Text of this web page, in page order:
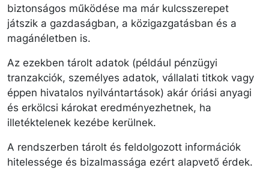
biztonságos működése ma már kulcsszerepet
játszik a gazdaságban, a közigazgatásban és a
magánéletben is.
Az ezekben tárolt adatok (például pénzügyi
tranzakciók, személyes adatok, vállalati titkok vagy
éppen hivatalos nyilvántartások) akár óriási anyagi
és erkölcsi károkat eredményezhetnek, ha
illetéktelenek kezébe kerülnek.
A rendszerben tárolt és feldolgozott információk
hitelessége és bizalmassága ezért alapvető érdek.